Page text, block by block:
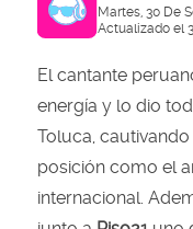
Martes, 30 De
Actualizado el
El cantante
energía y lo dio
Toluca,
posición como el
internacional.